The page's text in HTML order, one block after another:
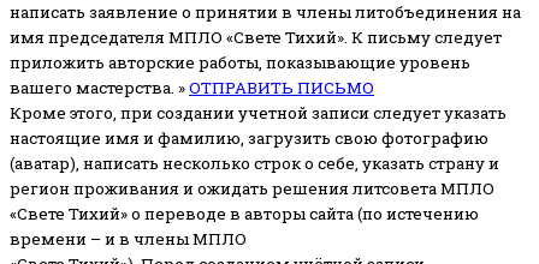
написать заявление о принятии в члены литобъединения на
имя председателя МПЛО «Свете Тихий». К письму следует
приложить авторские работы, показывающие уровень
вашего мастерства. »ОТПРАВИТЬ ПИСЬМО
Кроме этого, при создании учетной записи следует указать
настоящие имя и фамилию, загрузить свою фотографию
(аватар), написать несколько строк о себе, указать страну и
регион проживания и ожидать решения литсовета МПЛО
«Свете Тихий» о переводе в авторы сайта (по истечению
времени – и в члены МПЛО